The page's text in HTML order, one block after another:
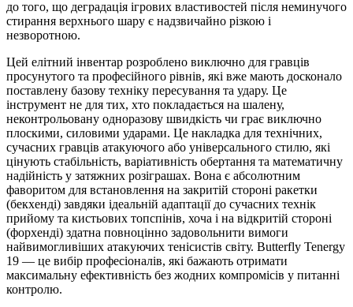
до того, що деградація ігрових властивостей після неминучого
стирання верхнього шару є надзвичайно різкою і
незворотною.
Цей елітний інвентар розроблено виключно для гравців
просунутого та професійного рівнів, які вже мають досконало
поставлену базову техніку пересування та удару. Це
інструмент не для тих, хто покладається на шалену,
неконтрольовану одноразову швидкість чи грає виключно
плоскими, силовими ударами. Це накладка для технічних,
сучасних гравців атакуючого або універсального стилю, які
цінують стабільність, варіативність обертання та математичну
надійність у затяжних розіграшах. Вона є абсолютним
фаворитом для встановлення на закритій стороні ракетки
(бекхенді) завдяки ідеальній адаптації до сучасних технік
прийому та кистьових топспінів, хоча і на відкритій стороні
(форхенді) здатна повноцінно задовольнити вимоги
найвимогливіших атакуючих тенісистів світу. Butterfly Tenergy
19 — це вибір професіоналів, які бажають отримати
максимальну ефективність без жодних компромісів у питанні
контролю.